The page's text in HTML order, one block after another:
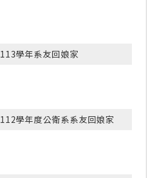
113學年系友回娘家
112學年度公衛系系友回娘家